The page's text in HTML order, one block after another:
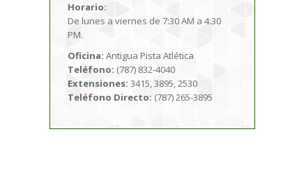
Horario:
De lunes a viernes de 7:30 AM a 4:30
PM.
Oficina: Antigua Pista Atlética
Teléfono: (787) 832-4040
Extensiones: 3415, 3895, 2530
Teléfono Directo: (787) 265-3895